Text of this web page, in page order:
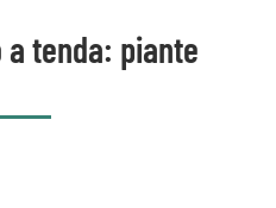
tenda: piante